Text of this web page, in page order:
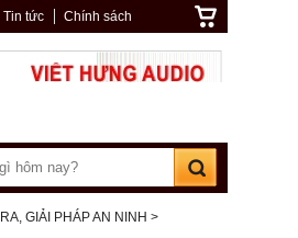
Tin tức Chính sách
GIẢI PHÁP AN NINH